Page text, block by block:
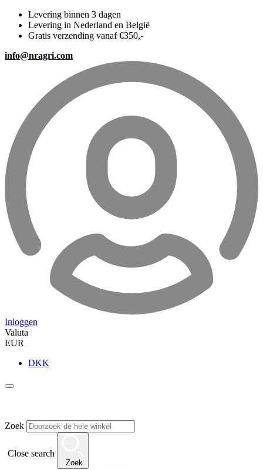
Levering binnen 3 dagen
Levering in Nederland en België
Gratis verzending vanaf €350,-
info@nragri.com
Inloggen
Valuta
EUR
DKK
Zoek
Close search
Zoek